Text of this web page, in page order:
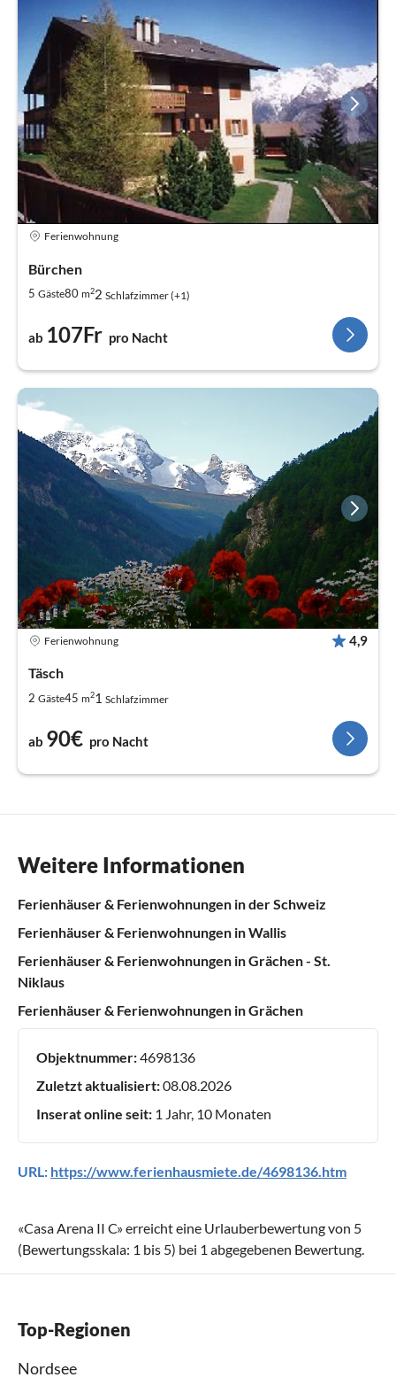
Ferienwohnung
Bürchen
5 Gäste80 m22 Schlafzimmer (+1)
ab 107Fr pro Nacht
Ferienwohnung 4,9
Täsch
2 Gäste45 m21 Schlafzimmer
ab 90€ pro Nacht
Weitere Informationen
Ferienhäuser & Ferienwohnungen in der Schweiz
Ferienhäuser & Ferienwohnungen in Wallis
Ferienhäuser & Ferienwohnungen in Grächen - St.
Niklaus
Ferienhäuser & Ferienwohnungen in Grächen
Objektnummer:4698136
Zuletzt aktualisiert:08.08.2026
Inserat online seit: 1 Jahr, 10 Monaten
URL: https://www.ferienhausmiete.de/4698136.htm
«Casa Arena II C» erreicht eine Urlauberbewertung von 5
(Bewertungsskala: 1 bis 5) bei 1 abgegebenen Bewertung.
Top-Regionen
Nordsee